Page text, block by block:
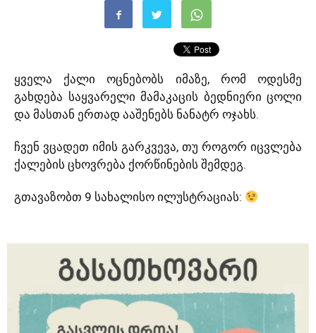
ყველა ქალი ოცნებობს იმაზე, რომ ოდესმე
გახდება საყვარელი მამაკაცის ბედნიერი ცოლი
და მასთან ერთად ააშენებს ნანატრ ოჯახს.
ჩვენ ვცადეთ იმის გარკვევა, თუ როგორ იცვლება
ქალების ცხოვრება ქორწინების შემდეგ.
გთავაზობთ 9 სახალისო ილუსტრაციას: